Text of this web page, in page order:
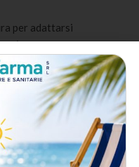
per adattarsi
tessuto leggero e
con ossido di etilene,
operatorio in interventi